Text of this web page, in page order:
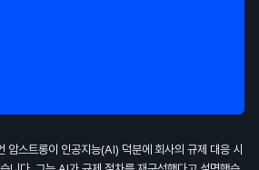
암스트롱이 인공지능(AI) 덕분에 회사의 규제 대응 시